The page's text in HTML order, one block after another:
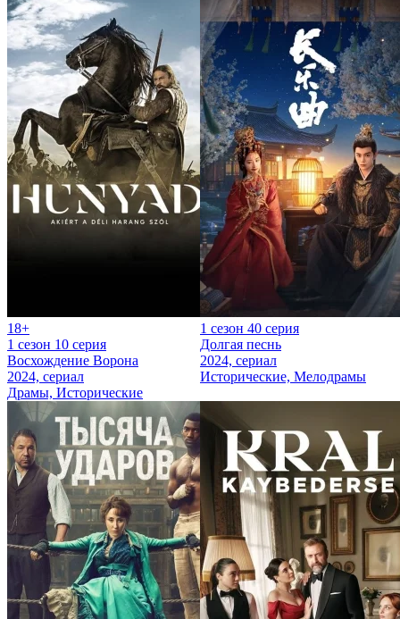
18+
1 сезон 10 серия
Восхождение Ворона
2024, сериал
Драмы, Исторические
1 сезон 40 серия
Долгая песнь
2024, сериал
Исторические, Мелодрамы